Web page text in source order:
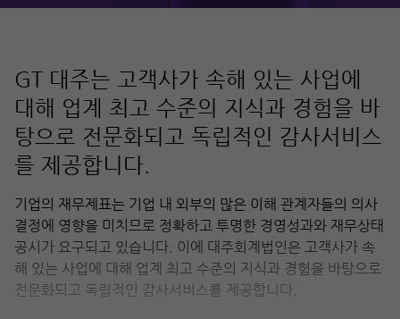
GT 대주는 고객사가 속해 있는 사업에
대해 업계 최고 수준의 지식과 경험을 바
탕으로 전문화되고 독립적인 감사서비스
를 제공합니다.
기업의 재무제표는 기업 내 외부의 많은 이해 관계자들의 의사
결정에 영향을 미치므로 정확하고 투명한 경영성과와 재무상태
공시가 요구되고 있습니다. 이에 대주회계법인은 고객사가 속
해 있는 사업에 대해 업계 최고 수준의 지식과 경험을 바탕으로
전문화되고 독립적인 감사서비스를 제공합니다.